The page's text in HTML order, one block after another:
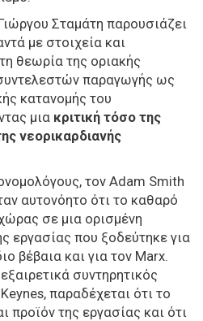
Σταμάτη παρουσιάζει
με στοιχεία και
θεωρία της οριακής
παραγωγής ως
κατανομής του
μια κριτική τόσο της
νεορικαρδιανής
τον Adam Smith
αυτονόητο ότι το καθαρό
σε μια ορισμένη
εργασίας που ξοδεύτηκε για
βέβαια και για τον Marx.
συντηρητικός
παραδέχεται ότι το
προϊόν της εργασίας και ότι